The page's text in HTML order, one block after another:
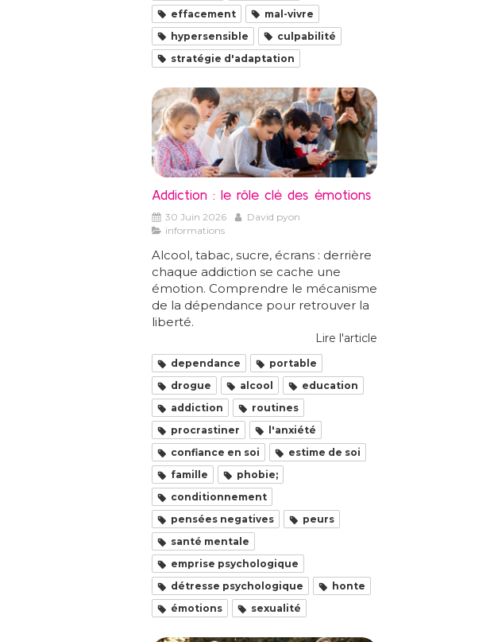
effacement
mal-vivre
hypersensible
culpabilité
stratégie d'adaptation
Addiction : le rôle clé des émotions
30 Juin 2026
David pyon
informations
Alcool, tabac, sucre, écrans : derrière
chaque addiction se cache une
émotion. Comprendre le mécanisme
de la dépendance pour retrouver la
liberté.
Lire l'article
dependance
portable
drogue
alcool
education
addiction
routines
procrastiner
l'anxiété
confiance en soi
estime de soi
famille
phobie;
conditionnement
pensées negatives
peurs
santé mentale
emprise psychologique
détresse psychologique
honte
émotions
sexualité